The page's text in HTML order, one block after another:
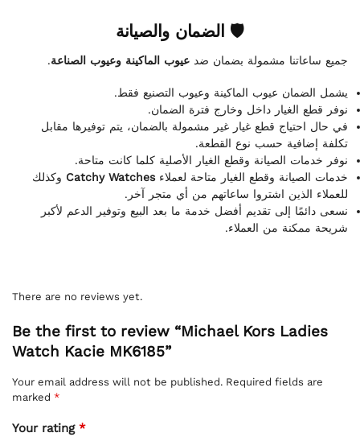
🛡 الضمان والصيانة
جميع ساعاتنا مشمولة بضمان ضد عيوب الماكينة وعيوب الصناعة.
يشمل الضمان عيوب الماكينة وعيوب التصنيع فقط.
نوفر قطع الغيار داخل وخارج فترة الضمان.
في حال احتياج قطع غيار غير مشمولة بالضمان، يتم توفيرها مقابل
تكلفة إضافية حسب نوع القطعة.
نوفر خدمات الصيانة وقطع الغيار الأصلية كلما كانت متاحة.
خدمات الصيانة وقطع الغيار متاحة لعملاءCatchy Watches وكذلك
للعملاء الذين اشتروا ساعاتهم من أي متجر آخر.
نسعى دائمًا إلى تقديم أفضل خدمة ما بعد البيع وتوفير الدعم لأكبر
شريحة ممكنة من العملاء.
There are no reviews yet.
Be the first to review “Michael Kors Ladies
Watch Kacie MK6185”
Your email address will not be published. Required fields are
marked *
Your rating *